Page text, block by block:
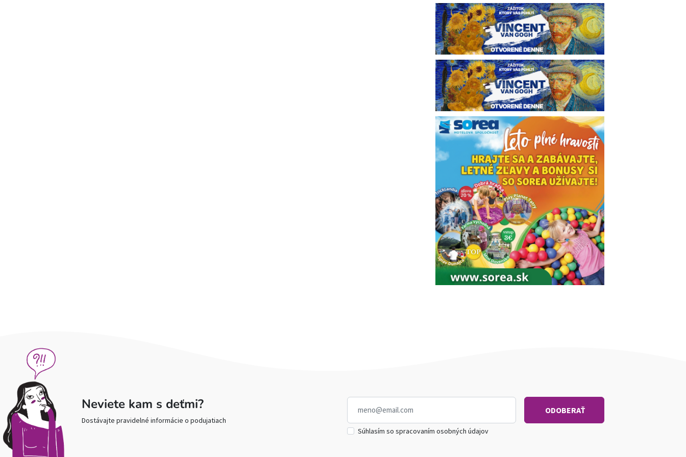
Neviete kam s deťmi?
Dostávajte pravidelné informácie o podujatiach
Súhlasím so spracovaním osobných údajov